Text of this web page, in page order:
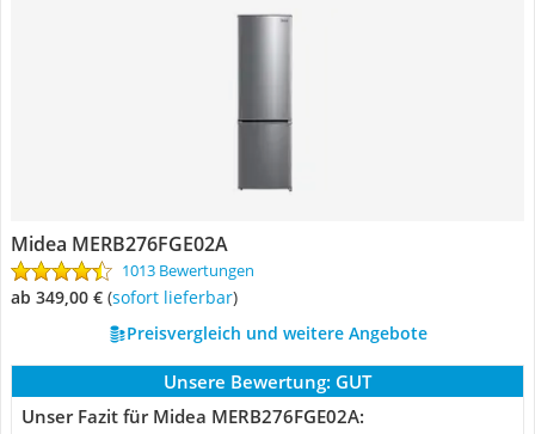
Midea MERB276FGE02A
1013 Bewertungen
ab 349,00 € ( Sofort lieferbar)
Preisvergleich und weitere Angebote
Unsere Bewertung: GUT
Unser Fazit für Midea MERB276FGE02A: